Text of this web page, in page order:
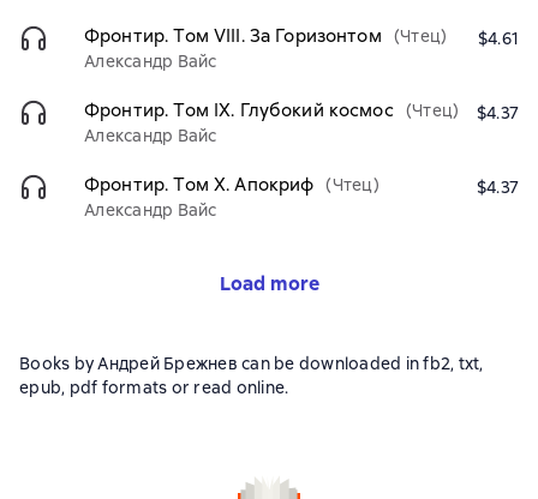
Фронтир. Том VIII. За Горизонтом
(Чтец)
Александр Вайс
$4.61
Фронтир. Том IX. Глубокий космос (Чтец)
Александр Вайс
$4.37
Фронтир. Том X. Апокриф (Чтец)
Александр Вайс
$4.37
Load more
Books by Андрей Брежнев can be downloaded in fb2, txt,
epub, pdf formats or read online.